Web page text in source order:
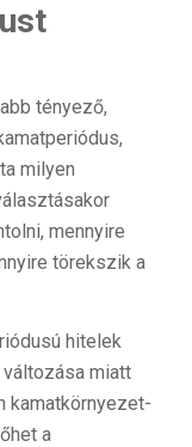
tényező,
milyen
mennyire
törekszik a
hitelek
miatt
kamatkörnyezet-
a